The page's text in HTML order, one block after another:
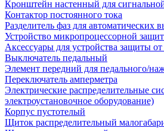
Кронштейн настенный для
Контактор постоянного тока
Разделитель фаз для автоматических
Устройство микропроцессорной
Аксессуары для устройства защиты от
Выключатель педальный
Элемент передний для педального/
Переключатель амперметра
Электрические распределительные
электроустановочное оборудование)
Корпус пустотелый
Щиток распределительный